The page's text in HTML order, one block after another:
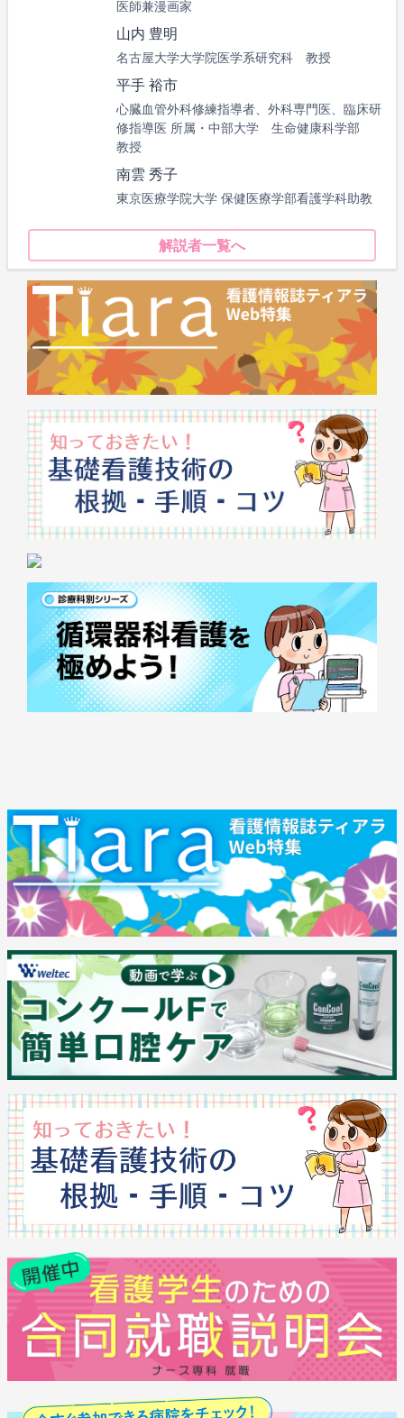
医師兼漫画家
山内 豊明
名古屋大学大学院医学系研究科 教授
平手 裕市
心臓血管外科修練指導者、外科専門医、臨床研
修指導医 所属・中部大学 生命健康科学部
教授
南雲 秀子
東京医療学院大学 保健医療学部看護学科助教
解説者一覧へ